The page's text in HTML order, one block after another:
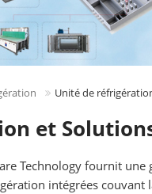
Unité de
et
Technology fournit
intégrées couvant